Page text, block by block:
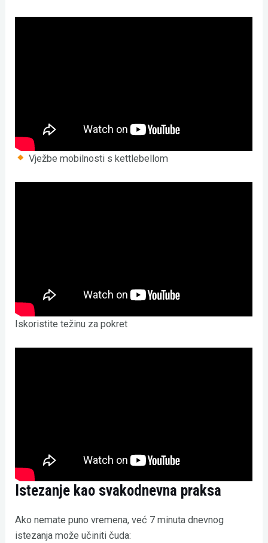
Vježbe mobilnosti s kettlebellom
Iskoristite težinu za pokret
Istezanje kao svakodnevna praksa
Ako nemate puno vremena, već 7 minuta dnevnog
istezanja može učiniti čuda: